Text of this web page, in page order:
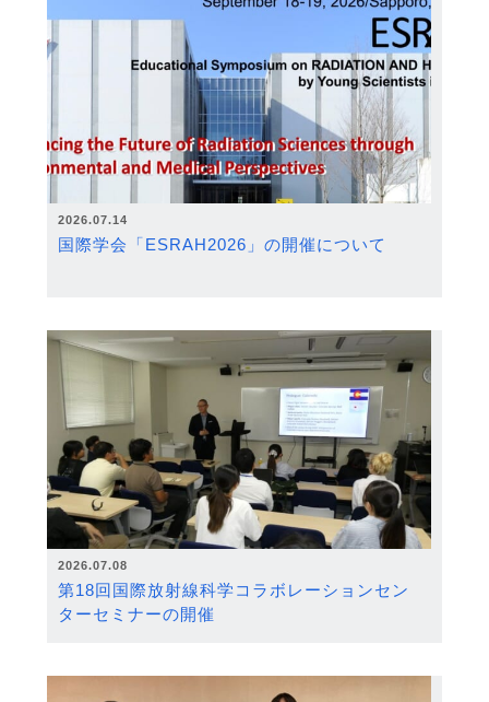
2026.07.14
国際学会「ESRAH2026」の開催について
2026.07.08
第18回国際放射線科学コラボレーションセン
ターセミナーの開催